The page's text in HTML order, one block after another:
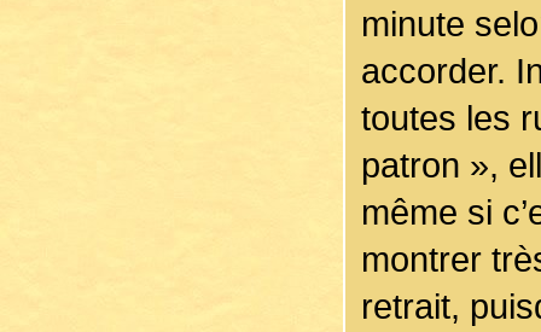
minute
accorder.
toutes les
patron »,
même si
montrer
retrait,